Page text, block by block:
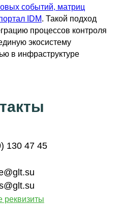
событий, матриц
IDM. Такой подход
процессов контроля
экосистему
в инфраструктуре
130 47 45
реквизиты